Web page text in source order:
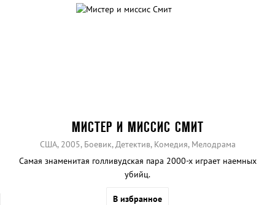
МИСТЕР И МИССИС СМИТ
США, 2005, Боевик, Детектив, Комедия, Мелодрама
Самая знаменитая голливудская пара 2000-х играет наемных
убийц.
В избранное